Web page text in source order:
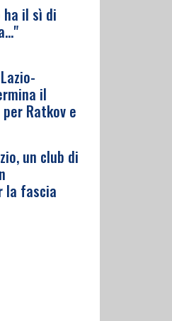
ha il sì di
il
Ratkov e
un club di
la fascia